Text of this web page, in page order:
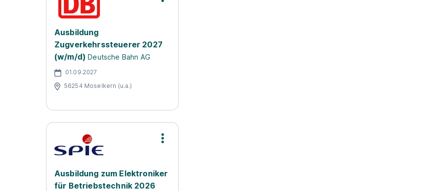
Ausbildung
Zugverkehrssteuerer 2027
(w/m/d) Deutsche Bahn AG
01.09.2027
56254 Moselkern (u.a.)
Ausbildung zum Elektroniker
für Betriebstechnik 2026